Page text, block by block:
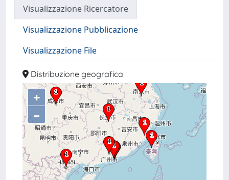
Visualizzazione Ricercatore
Visualizzazione Pubblicazione
Visualizzazione File
Distribuzione geografica
+
–